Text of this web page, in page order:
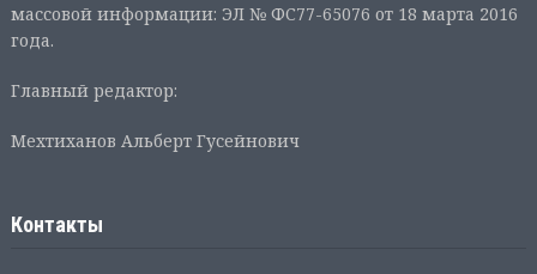
массовой информации: ЭЛ № ФС77-65076 от 18 марта 2016
года.
Главный редактор:
Мехтиханов Альберт Гусейнович
Контакты